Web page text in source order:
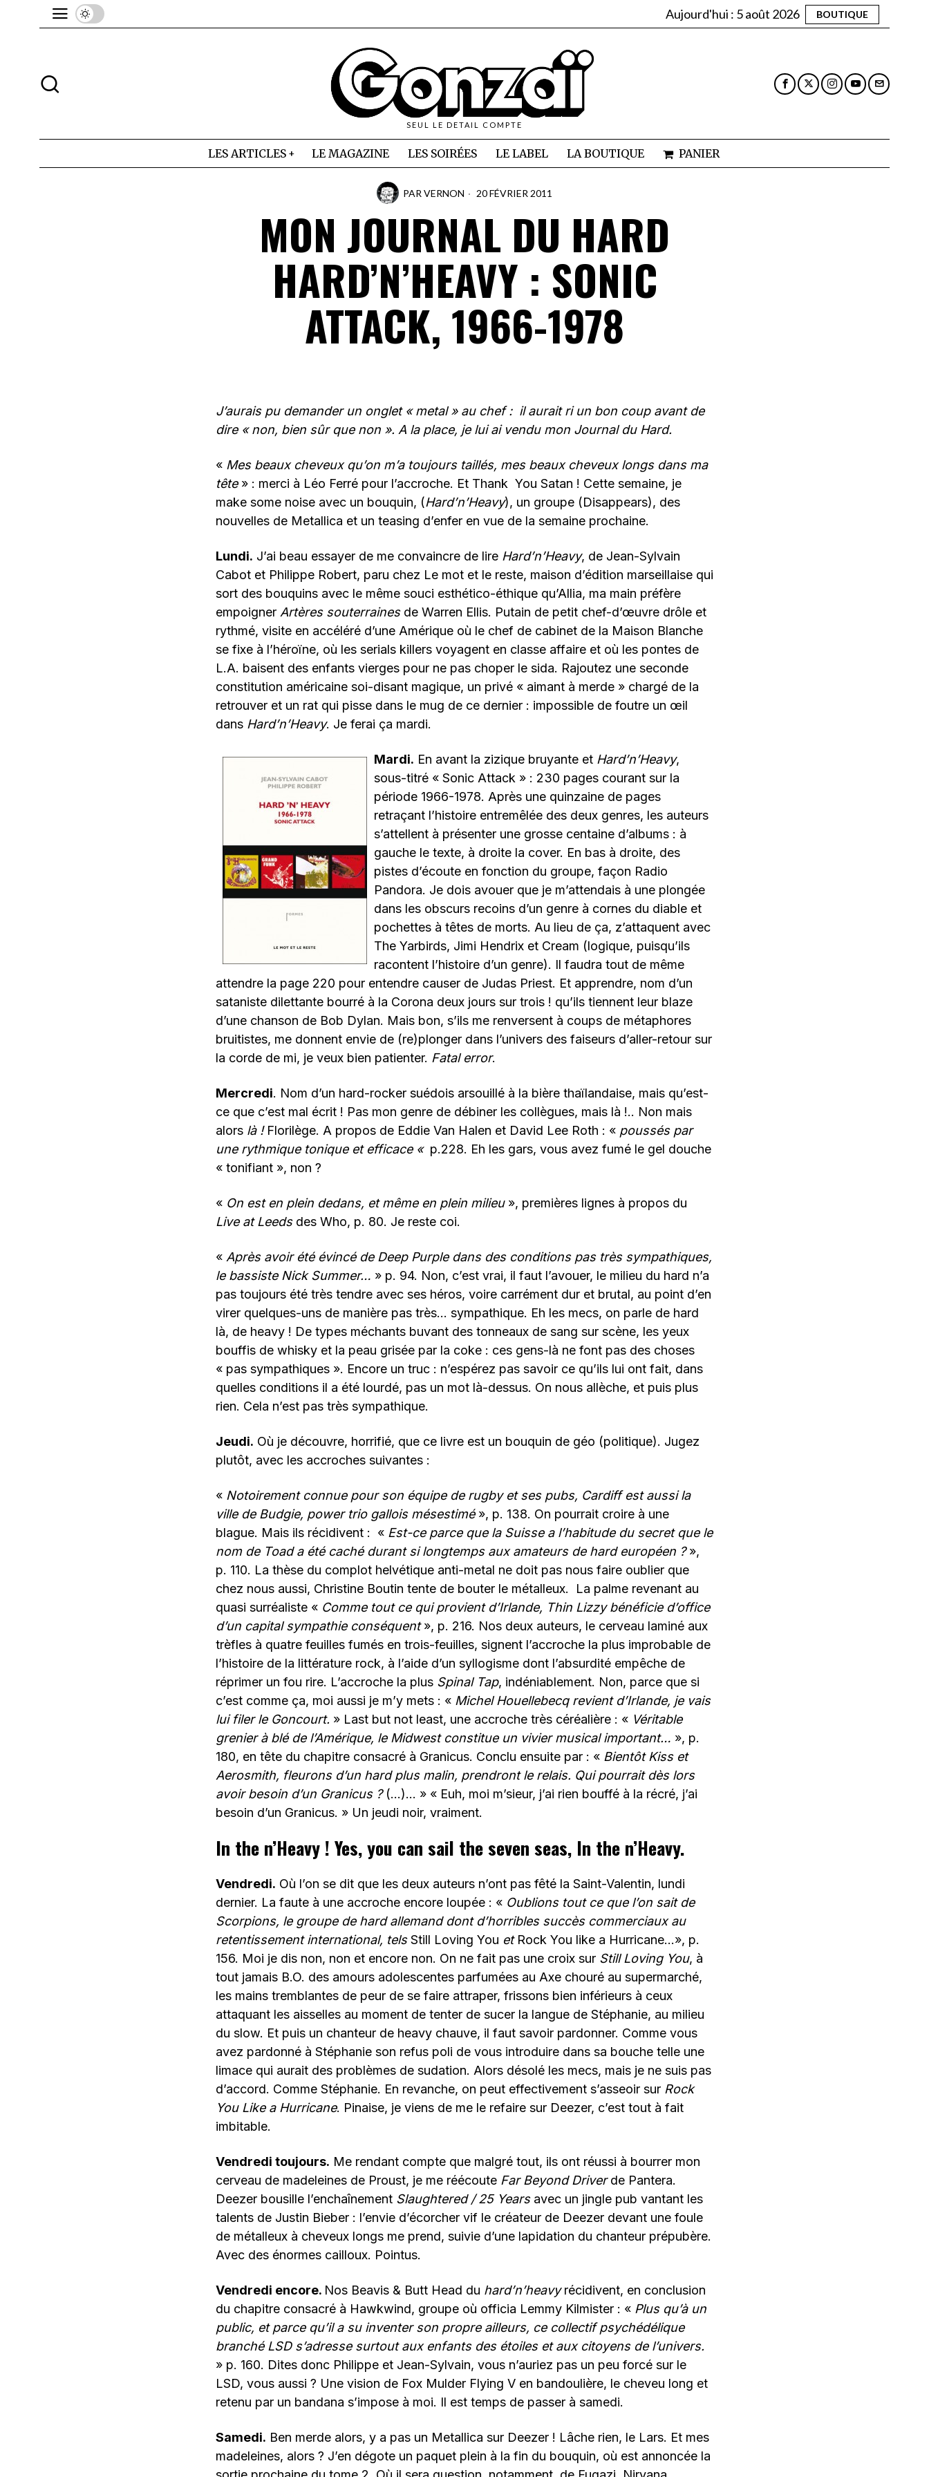
Aujourd'hui : 5 août 2026 BOUTIQUE
SEUL LE DETAIL COMPTE
LES ARTICLES LE MAGAZINE LES SOIRÉES LE LABEL LA BOUTIQUE PANIER
PAR VERNON 20 FÉVRIER 2011
MON JOURNAL DU HARD
HARD’N’HEAVY : SONIC
ATTACK, 1966-1978
J’aurais pu demander un onglet « metal » au chef : il aurait ri un bon coup avant de
dire « non, bien sûr que non ». A la place, je lui ai vendu mon Journal du Hard.
« Mes beaux cheveux qu’on m’a toujours taillés, mes beaux cheveux longs dans ma
tête» : merci à Léo Ferré pour l’accroche. Et Thank You Satan ! Cette semaine, je
make some noise avec un bouquin, (Hard’n’Heavy), un groupe (Disappears), des
nouvelles de Metallica et un teasing d’enfer en vue de la semaine prochaine.
Lundi. J’ai beau essayer de me convaincre de lire Hard’n’Heavy, de Jean-Sylvain
Cabot et Philippe Robert, paru chez Le mot et le reste, maison d’édition marseillaise qui
sort des bouquins avec le même souci esthético-éthique qu’Allia, ma main préfère
empoigner Artères souterrainesde Warren Ellis. Putain de petit chef-d’œuvre drôle et
rythmé, visite en accéléré d’une Amérique où le chef de cabinet de la Maison Blanche
se fixe à l’héroïne, où les serials killers voyagent en classe affaire et où les pontes de
L.A. baisent des enfants vierges pour ne pas choper le sida. Rajoutez une seconde
constitution américaine soi-disant magique, un privé « aimant à merde » chargé de la
retrouver et un rat qui pisse dans le mug de ce dernier : impossible de foutre un œil
dans Hard’n’Heavy. Je ferai ça mardi.
Mardi. En avant la zizique bruyante et Hard’n’Heavy,
sous-titré « Sonic Attack » : 230 pages courant sur la
période 1966-1978. Après une quinzaine de pages
retraçant l’histoire entremêlée des deux genres, les auteurs
s’attellent à présenter une grosse centaine d’albums : à
gauche le texte, à droite la cover. En bas à droite, des
pistes d’écoute en fonction du groupe, façon Radio
Pandora. Je dois avouer que je m’attendais à une plongée
dans les obscurs recoins d’un genre à cornes du diable et
pochettes à têtes de morts. Au lieu de ça, z’attaquent avec
The Yarbirds, Jimi Hendrix et Cream (logique, puisqu’ils
racontent l’histoire d’un genre). Il faudra tout de même
attendre la page 220 pour entendre causer de Judas Priest. Et apprendre, nom d’un
sataniste dilettante bourré à la Corona deux jours sur trois ! qu’ils tiennent leur blaze
d’une chanson de Bob Dylan. Mais bon, s’ils me renversent à coups de métaphores
bruitistes, me donnent envie de (re)plonger dans l’univers des faiseurs d’aller-retour sur
la corde de mi, je veux bien patienter. Fatal error.
Mercredi. Nom d’un hard-rocker suédois arsouillé à la bière thaïlandaise, mais qu’est-
ce que c’est mal écrit ! Pas mon genre de débiner les collègues, mais là !.. Non mais
alors là ! Florilège. A propos de Eddie Van Halen et David Lee Roth : « poussés par
une rythmique tonique et efficace « p.228. Eh les gars, vous avez fumé le gel douche
« tonifiant », non ?
« On est en plein dedans, et même en plein milieu », premières lignes à propos du
Live at Leeds des Who, p. 80. Je reste coi.
« Après avoir été évincé de Deep Purple dans des conditions pas très sympathiques,
le bassiste Nick Summer… » p. 94. Non, c’est vrai, il faut l’avouer, le milieu du hard n’a
pas toujours été très tendre avec ses héros, voire carrément dur et brutal, au point d’en
virer quelques-uns de manière pas très… sympathique. Eh les mecs, on parle de hard
là, de heavy ! De types méchants buvant des tonneaux de sang sur scène, les yeux
bouffis de whisky et la peau grisée par la coke : ces gens-là ne font pas des choses
« pas sympathiques ». Encore un truc : n’espérez pas savoir ce qu’ils lui ont fait, dans
quelles conditions il a été lourdé, pas un mot là-dessus. On nous allèche, et puis plus
rien. Cela n’est pas très sympathique.
Jeudi. Où je découvre, horrifié, que ce livre est un bouquin de géo (politique). Jugez
plutôt, avec les accroches suivantes :
« Notoirement connue pour son équipe de rugby et ses pubs, Cardiff est aussi la
ville de Budgie, power trio gallois mésestimé », p. 138. On pourrait croire à une
blague. Mais ils récidivent : « Est-ce parce que la Suisse a l’habitude du secret que le
nom de Toad a été caché durant si longtemps aux amateurs de hard européen ?»,
p. 110. La thèse du complot helvétique anti-metal ne doit pas nous faire oublier que
chez nous aussi, Christine Boutin tente de bouter le métalleux. La palme revenant au
quasi surréaliste « Comme tout ce qui provient d’Irlande, Thin Lizzy bénéficie d’office
d’un capital sympathie conséquent», p. 216. Nos deux auteurs, le cerveau laminé aux
trèfles à quatre feuilles fumés en trois-feuilles, signent l’accroche la plus improbable de
l’histoire de la littérature rock, à l’aide d’un syllogisme dont l’absurdité empêche de
réprimer un fou rire. L’accroche la plus Spinal Tap, indéniablement. Non, parce que si
c’est comme ça, moi aussi je m’y mets : « Michel Houellebecq revient d’Irlande, je vais
lui filer le Goncourt. » Last but not least, une accroche très céréalière : « Véritable
grenier à blé de l’Amérique, le Midwest constitue un vivier musical important… », p.
180, en tête du chapitre consacré à Granicus. Conclu ensuite par : « Bientôt Kiss et
Aerosmith, fleurons d’un hard plus malin, prendront le relais. Qui pourrait dès lors
avoir besoin d’un Granicus ?(…)… » « Euh, moi m’sieur, j’ai rien bouffé à la récré, j’ai
besoin d’un Granicus. » Un jeudi noir, vraiment.
In the n’Heavy ! Yes, you can sail the seven seas, In the n’Heavy.
Vendredi. Où l’on se dit que les deux auteurs n’ont pas fêté la Saint-Valentin, lundi
dernier. La faute à une accroche encore loupée : « Oublions tout ce que l’on sait de
Scorpions, le groupe de hard allemand dont d’horribles succès commerciaux au
retentissement international, telsStill Loving You et Rock You like a Hurricane…», p.
156. Moi je dis non, non et encore non. On ne fait pas une croix sur Still Loving You, à
tout jamais B.O. des amours adolescentes parfumées au Axe chouré au supermarché,
les mains tremblantes de peur de se faire attraper, frissons bien inférieurs à ceux
attaquant les aisselles au moment de tenter de sucer la langue de Stéphanie, au milieu
du slow. Et puis un chanteur de heavy chauve, il faut savoir pardonner. Comme vous
avez pardonné à Stéphanie son refus poli de vous introduire dans sa bouche telle une
limace qui aurait des problèmes de sudation. Alors désolé les mecs, mais je ne suis pas
d’accord. Comme Stéphanie. En revanche, on peut effectivement s’asseoir sur Rock
You Like a Hurricane. Pinaise, je viens de me le refaire sur Deezer, c’est tout à fait
imbitable.
Vendredi toujours. Me rendant compte que malgré tout, ils ont réussi à bourrer mon
cerveau de madeleines de Proust, je me réécoute Far Beyond Driverde Pantera.
Deezer bousille l’enchaînement Slaughtered / 25 Years avec un jingle pub vantant les
talents de Justin Bieber : l’envie d’écorcher vif le créateur de Deezer devant une foule
de métalleux à cheveux longs me prend, suivie d’une lapidation du chanteur prépubère.
Avec des énormes cailloux. Pointus.
Vendredi encore. Nos Beavis & Butt Head du hard’n’heavyrécidivent, en conclusion
du chapitre consacré à Hawkwind, groupe où officia Lemmy Kilmister : « Plus qu’à un
public, et parce qu’il a su inventer son propre ailleurs, ce collectif psychédélique
branché LSD s’adresse surtout aux enfants des étoiles et aux citoyens de l’univers.
» p. 160. Dites donc Philippe et Jean-Sylvain, vous n’auriez pas un peu forcé sur le
LSD, vous aussi ? Une vision de Fox Mulder Flying V en bandoulière, le cheveu long et
retenu par un bandana s’impose à moi. Il est temps de passer à samedi.
Samedi. Ben merde alors, y a pas un Metallica sur Deezer ! Lâche rien, le Lars. Et mes
madeleines, alors ? J’en dégote un paquet plein à la fin du bouquin, où est annoncée la